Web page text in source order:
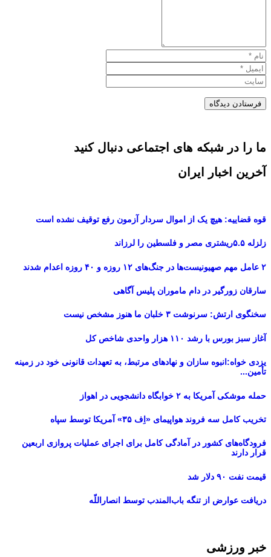
ما را در شبکه های اجتماعی دنبال کنید
آخرین اخبار ایران
قوه قضاییه: هیچ یک از اموال سردار آزمون رفع توقیف نشده است
زلزله ۵.۵ریشتری مصر و فلسطین را لرزاند
۲ عامل مهم صهیونیست‌ها در جنگ‌های ۱۲ روزه و ۴۰ روزه اعدام شدند
سارقان زورگیر در دام ماموران پلیس آگاهی
سخنگوی ارتش: سرنوشت ۳ خلبان ما هنوز مشخص نیست
آغاز سبز بورس با رشد ۱۱۰ هزار واحدی شاخص کل
یزدی خواه:انبوه سازان و نهادهای مرتبط، به تعهدات قانونی خود در زمینه
تأمین...
حمله موشکی آمریکا به ۲ خوابگاه دانشجویی در اهواز
تخریب کامل سه فروند هواپیمای «اِف ۳۵» آمریکا توسط سپاه
فرودگاه‌های کشور در آمادگی کامل برای اجرای عملیات پروازی اربعین
قرار دارند
قیمت نفت ۹۰ دلار شد
دریافت عوارض از تنگه باب‌المندب توسط انصاراللّه
خبر ورزشی